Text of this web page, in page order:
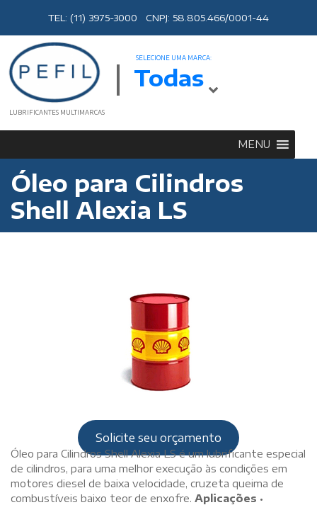
TEL: (11) 3975-3000 CNPJ: 58.805.466/0001-44
LUBRIFICANTES MULTIMARCAS
SELECIONE UMA MARCA:
Todas
MENU
Óleo para Cilindros
Shell Alexia LS
Solicite seu orçamento
Óleo para Cilindros Shell Alexia LS é um lubrificante especial
de cilindros, para uma melhor execução às condições em
motores diesel de baixa velocidade, cruzeta queima de
combustíveis baixo teor de enxofre. Aplicações •